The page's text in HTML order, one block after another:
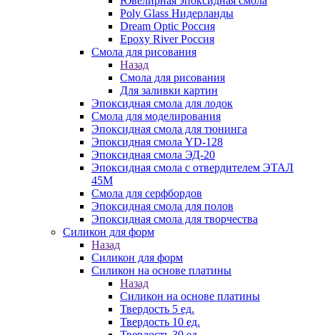
Poly Glass Нидерланды
Dream Optic Россия
Epoxy River Россия
Смола для рисования
Назад
Смола для рисования
Для заливки картин
Эпоксидная смола для лодок
Смола для моделирования
Эпоксидная смола для тюнинга
Эпоксидная смола YD-128
Эпоксидная смола ЭД-20
Эпоксидная смола с отвердителем ЭТАЛ
45М
Смола для серфбордов
Эпоксидная смола для полов
Эпоксидная смола для творчества
Силикон для форм
Назад
Силикон для форм
Силикон на основе платины
Назад
Силикон на основе платины
Твердость 5 ед.
Твердость 10 ед.